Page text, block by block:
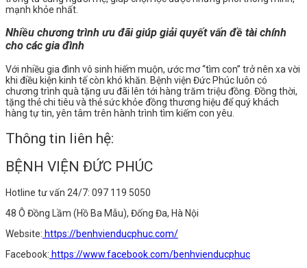
mạnh khỏe nhất.
Nhiều chương trình ưu đãi giúp giải quyết vấn đề tài chính
cho các gia đình
Với nhiều gia đình vô sinh hiếm muộn, ước mơ “tìm con” trở nên xa vời
khi điều kiện kinh tế còn khó khăn. Bệnh viện Đức Phúc luôn có
chương trình quà tặng ưu đãi lên tới hàng trăm triệu đồng. Đồng thời,
tặng thẻ chi tiêu và thẻ sức khỏe đồng thương hiệu để quý khách
hàng tự tin, yên tâm trên hành trình tìm kiếm con yêu.
Thông tin liên hệ:
BỆNH VIỆN ĐỨC PHÚC
Hotline tư vấn 24/7: 097 119 5050
48 Ô Đồng Lầm (Hồ Ba Mẫu), Đống Đa, Hà Nội
Website: https://benhvienducphuc.com/
Facebook: https://www.facebook.com/benhvienducphuc